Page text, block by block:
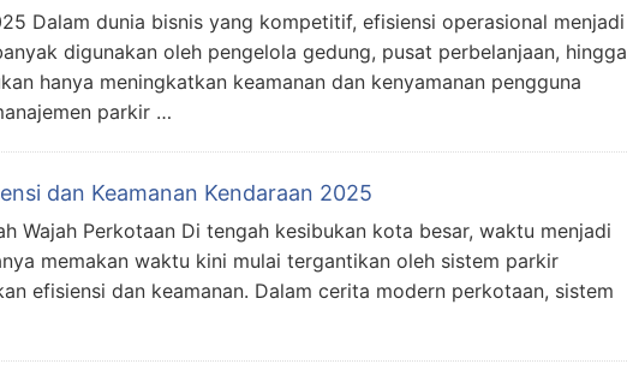
Dalam dunia bisnis yang kompetitif, efisiensi operasional menjadi
digunakan oleh pengelola gedung, pusat perbelanjaan, hingga
hanya meningkatkan keamanan dan kenyamanan pengguna
parkir …
dan Keamanan Kendaraan 2025
Wajah Perkotaan Di tengah kesibukan kota besar, waktu menjadi
memakan waktu kini mulai tergantikan oleh sistem parkir
efisiensi dan keamanan. Dalam cerita modern perkotaan, sistem